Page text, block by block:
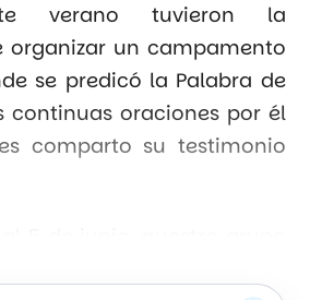
verano tuvieron la
organizar un campamento
se predicó la Palabra de
continuas oraciones por él
comparto su testimonio